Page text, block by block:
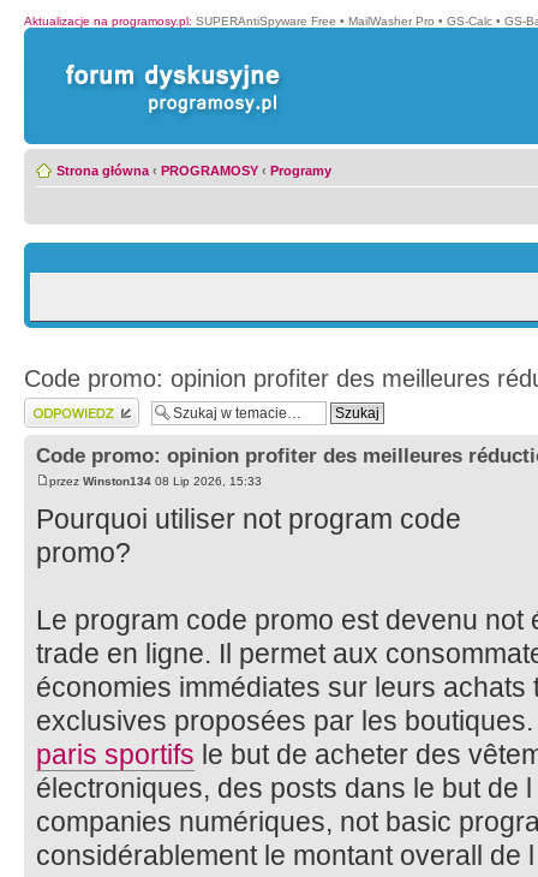
Aktualizacje na programosy.pl: SUPERAntiSpyware Free • MailWasher Pro • GS-Calc • GS-
Strona główna ‹ PROGRAMOSY ‹ Programy
Code promo: opinion profiter des meilleures
Wyślij odpowiedź
Code promo: opinion profiter des meilleures
przez Winston134 08 Lip 2026, 15:33
Pourquoi utiliser not program code
promo?
Le program code promo est devenu not
trade en ligne. Il permet aux
économies immédiates sur leurs achats
exclusives proposées par les
paris sportifs le but de acheter des
électroniques, des posts dans le but de
companies numériques, not basic
considérablement le montant overall de